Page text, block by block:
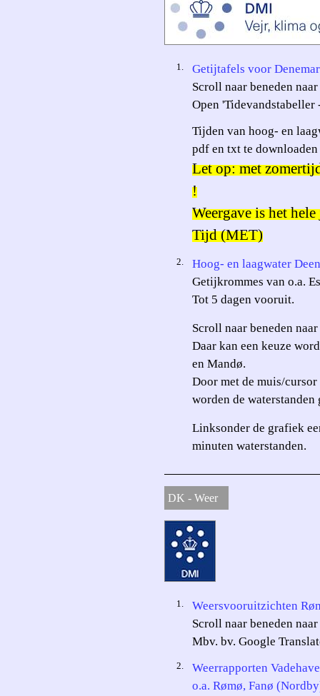
1.
Getijtafels voor
Scroll naar beneden
Open 'Tidevandstabeller
Tijden van hoog- en
pdf en txt te
Let op: met
!
Weergave is het
Tijd (MET)
2.
Hoog- en laagwater
Getijkrommes van o.a.
Tot 5 dagen vooruit.
Scroll naar beneden
Daar kan een keuze
en Mandø.
Door met de muis/
worden de waterstanden
Linksonder de grafiek
minuten waterstanden.
DK - Weer
1.
Weersvooruitzichten
Scroll naar beneden
Mbv. bv. Google
2.
Weerrapporten
o.a. Rømø, Fanø